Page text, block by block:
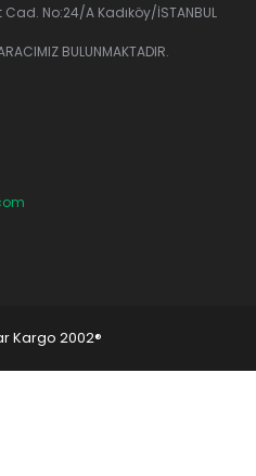
No:24/A Kadıköy/İSTANBUL
BULUNMAKTADIR.
Kargo 2002®